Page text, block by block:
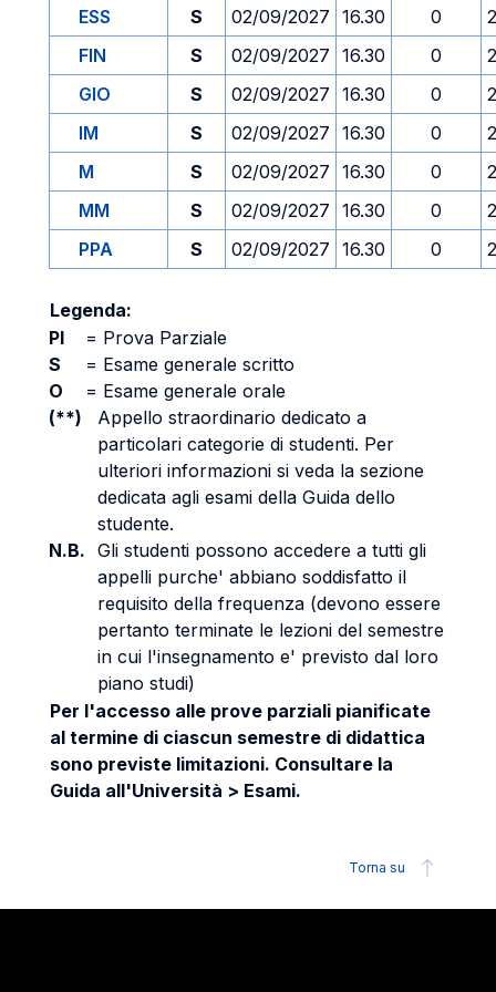
ESS S 02/09/2027 16.30 0
FIN
S 02/09/2027 16.30 0
GIO
S 02/09/2027 16.30 0
IM
S 02/09/2027 16.30 0
M
S 02/09/2027 16.30 0
MM
S 02/09/2027 16.30 0
PPA
S 02/09/2027 16.30 0
Legenda:
PI
= Prova Parziale
S
= Esame generale scritto
O
= Esame generale orale
(**)
Appello straordinario dedicato a
particolari categorie di studenti. Per
ulteriori informazioni si veda la sezione
dedicata agli esami della Guida dello
studente.
N.B. Gli studenti possono accedere a tutti gli
appelli purche' abbiano soddisfatto il
requisito della frequenza (devono essere
pertanto terminate le lezioni del semestre
in cui l'insegnamento e' previsto dal loro
piano studi)
Per l'accesso alle prove parziali pianificate
al termine di ciascun semestre di didattica
sono previste limitazioni. Consultare la
Guida all'Università > Esami.
Torna su